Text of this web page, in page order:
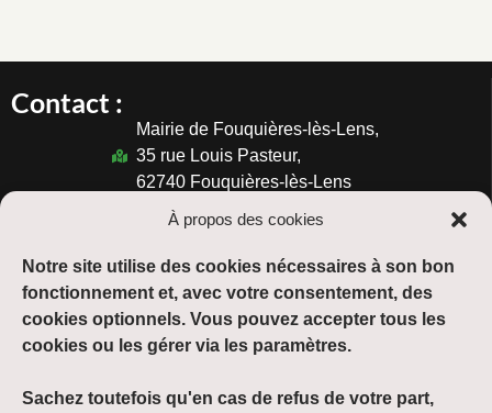
À propos des cookies
Notre site utilise des cookies nécessaires à son bon
fonctionnement et, avec votre consentement, des
cookies optionnels. Vous pouvez accepter tous les
cookies ou les gérer via les paramètres.
Sachez toutefois qu'en cas de refus de votre part,
Contact :
Mairie de Fouquières-lès-Lens,
35 rue Louis Pasteur,
62740 Fouquières-lès-Lens
03.21.77.37.47
Horaires :
Du lundi au vendredi :
de 08h30 à 12h00 et de 13h30 à 17h30
Suivre :